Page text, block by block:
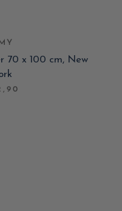
70 x 100 cm, New